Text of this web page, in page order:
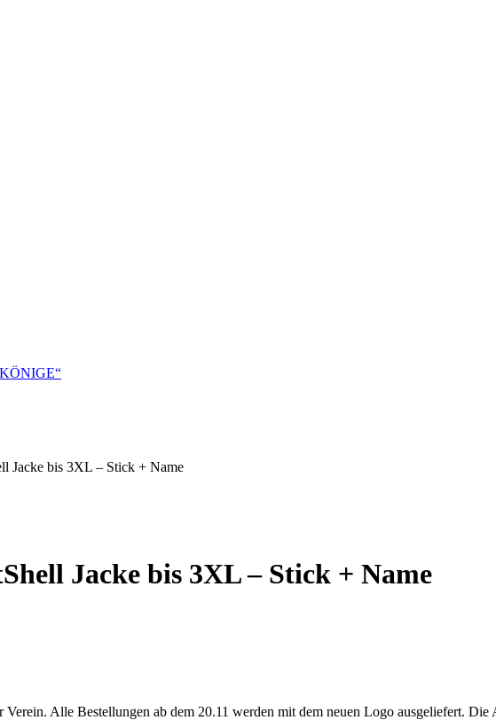
Jacke bis 3XL – Stick + Name
Jacke bis 3XL – Stick + Name
Alle Bestellungen ab dem 20.11 werden mit dem neuen Logo ausgeliefert.